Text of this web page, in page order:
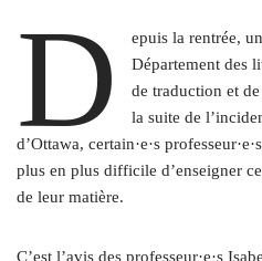
D
epuis la rentrée,
Département des
de traduction et
la suite de
d’Ottawa, certain·e·s
plus en plus difficile d’enseigner
de leur matière.
C’est l’avis des professeur·e·s